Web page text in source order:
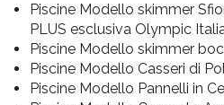
Piscine Modello skimmer
PLUS esclusiva Olympic
Piscine Modello skimmer
Piscine Modello Casseri di
Piscine Modello Pannelli in